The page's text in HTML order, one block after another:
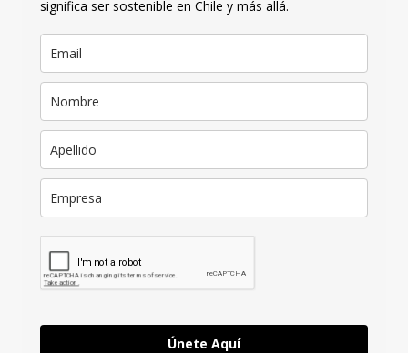
significa ser sostenible en Chile y más allá.
Únete Aquí